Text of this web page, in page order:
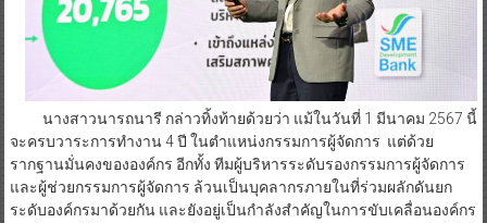
นางสาวนารถนารี กล่าวทิ้งท้ายด้วยว่า แม้ในวันที่ 1 มีนาคม 2567 นี้
จะครบวาระการทำงาน 4 ปี ในตำแหน่งกรรมการผู้จัดการ แต่ด้วย
รากฐานมั่นคงขององค์กร อีกทั้ง ทีมผู้บริหารระดับรองกรรมการผู้จัดการ
และผู้ช่วยกรรมการผู้จัดการ ล้วนเป็นบุคลากรภายในที่ร่วมผลักดันยก
ระดับองค์กรมาด้วยกัน และยังอยู่เป็นกำลังสำคัญในการขับเคลื่อนองค์กร